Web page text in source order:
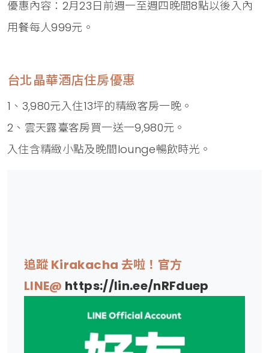
優惠內容：2月23日前週一至週四晚間8點以後入內
用餐每人999元。
台北晶華酒店住房優惠
1、3,980元入住13坪的精緻客房一晚。
2、雲天露臺客房買一送一9,980元。
入住含精緻小點及晚間lounge暢飲時光。
追蹤 Kirakacha 去啦！官方
LINE@ https://lin.ee/nRFduep